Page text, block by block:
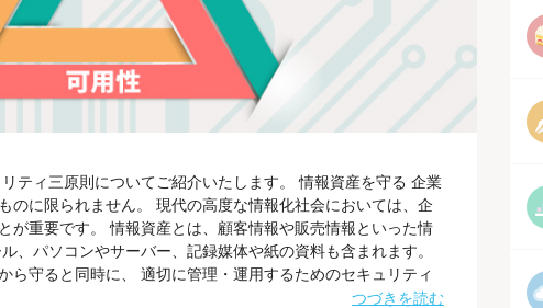
ティ三原則についてご紹介いたします。 情報資産を守る 企業
のに限られません。 現代の高度な情報化社会においては、企
が重要です。 情報資産とは、顧客情報や販売情報といった情
、パソコンやサーバー、記録媒体や紙の資料も含まれます。
ら守ると同時に、 適切に管理・運用するためのセキュリティ
性」の三原則があります。 機密性 機密性とは、許可された個
つづきを読む